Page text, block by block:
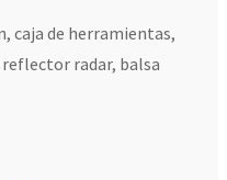
caja de herramientas,
reflector radar, balsa